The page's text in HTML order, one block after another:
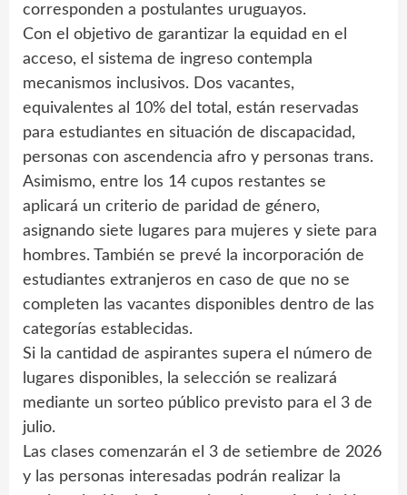
corresponden a postulantes uruguayos.
Con el objetivo de garantizar la equidad en el
acceso, el sistema de ingreso contempla
mecanismos inclusivos. Dos vacantes,
equivalentes al 10% del total, están reservadas
para estudiantes en situación de discapacidad,
personas con ascendencia afro y personas trans.
Asimismo, entre los 14 cupos restantes se
aplicará un criterio de paridad de género,
asignando siete lugares para mujeres y siete para
hombres. También se prevé la incorporación de
estudiantes extranjeros en caso de que no se
completen las vacantes disponibles dentro de las
categorías establecidas.
Si la cantidad de aspirantes supera el número de
lugares disponibles, la selección se realizará
mediante un sorteo público previsto para el 3 de
julio.
Las clases comenzarán el 3 de setiembre de 2026
y las personas interesadas podrán realizar la